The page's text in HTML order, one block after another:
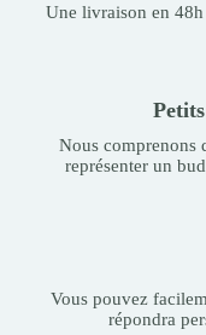
Une livraison en
Nous comprenons
représenter un
Vous pouvez
répondra